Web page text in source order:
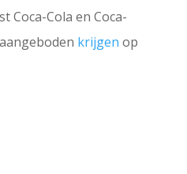
Coca-Cola en Coca-
krijgen op